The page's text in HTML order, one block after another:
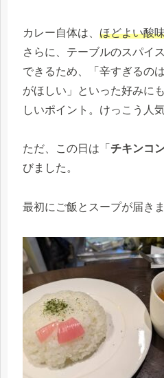
カレー自体は、 ほどよい酸
さらに、テーブルのスパイ
できるため、「辛すぎるの
がほしい」といった好みに
しいポイント。けっこう人気
ただ、この日は「 チキンコ
びました。
最初にご飯とスープが届きま